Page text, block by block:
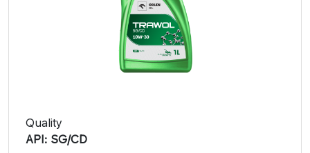
Quality
API: SG/CD